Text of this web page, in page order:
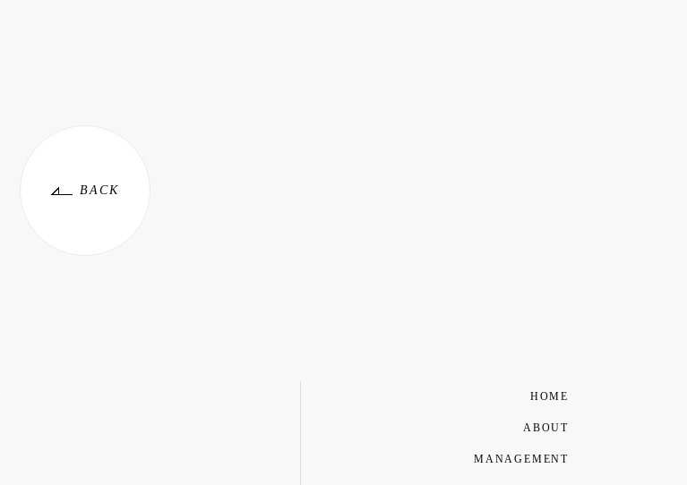
BACK
HOME
ABOUT
MANAGEMENT